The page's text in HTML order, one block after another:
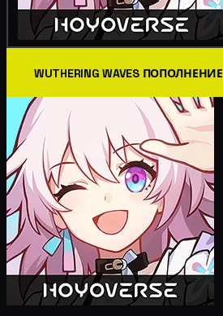
WUTHERING WAVES ПОПОЛНЕНИЕ